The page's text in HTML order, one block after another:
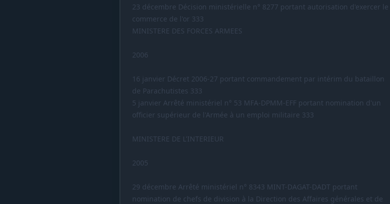
23 décembre Décision ministérielle n° 8277 portant autorisation d'exercer le
commerce de l'or 333
MINISTERE DES FORCES ARMEES
2006
16 janvier Décret 2006-27 portant commandement par intérim du bataillon
de Parachutistes 333
5 janvier Arrêté ministériel n° 53 MFA-DPMM-EFF portant nomination d'un
officier supérieur de l'Armée à un emploi militaire 333
MINISTERE DE L'INTERIEUR
2005
29 décembre Arrêté ministériel n° 8343 MINT-DAGAT-DADT portant
nomination de chefs de division à la Direction des Affaires générales et de